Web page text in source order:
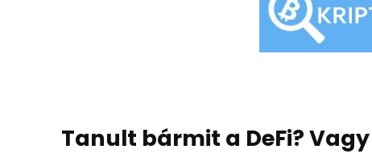
Tanult bármit a DeFi?